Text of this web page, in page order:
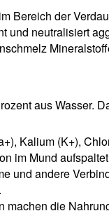
Bereich der
und neutralisiert
aus Wasser.
Kalium (K+),
im Mund aufspaltet
und andere
machen die